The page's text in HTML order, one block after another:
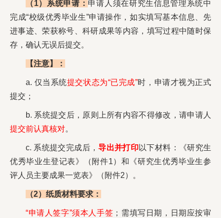
（1）系统申请： 申请人须在研究生信息管理系统中
完成“校级优秀毕业生”申请操作，如实填写基本信息、先
进事迹、荣获称号、科研成果等内容，填写过程中随时保
存，确认无误后提交。
【注意】：
a. 仅当系统提交状态为“已完成”时，申请才视为正式
提交；
b. 系统提交后，原则上所有内容不得修改，请申请人
提交前认真核对。
c. 系统提交完成后，导出并打印以下材料：《研究生
优秀毕业生登记表》（附件1）和《研究生优秀毕业生参
评人员主要成果一览表》（附件2）。
（2）纸质材料要求：
“申请人签字”须本人手签 ；需填写日期，日期应按审